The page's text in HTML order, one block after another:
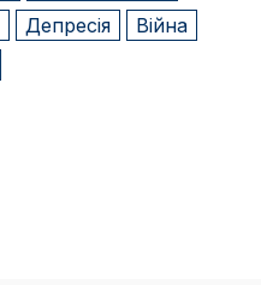
Депресія
Війна